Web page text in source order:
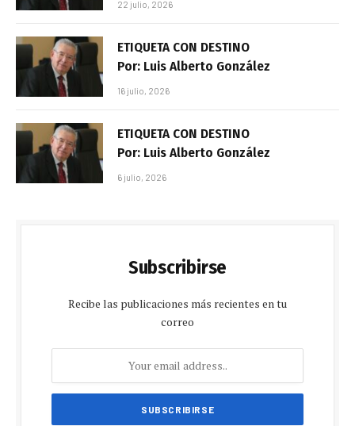
22 julio, 2026
ETIQUETA CON DESTINO
Por: Luis Alberto González
16 julio, 2026
ETIQUETA CON DESTINO
Por: Luis Alberto González
6 julio, 2026
Subscribirse
Recibe las publicaciones más recientes en tu
correo